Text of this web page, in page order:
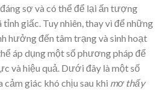
sợ và có thể để lại ấn tượng
tỉnh giấc. Tuy nhiên, thay vì để những
hưởng đến tâm trạng và sinh hoạt
áp dụng một số phương pháp để
và hiệu quả. Dưới đây là một số
giác khó chịu sau khi mơ thấy